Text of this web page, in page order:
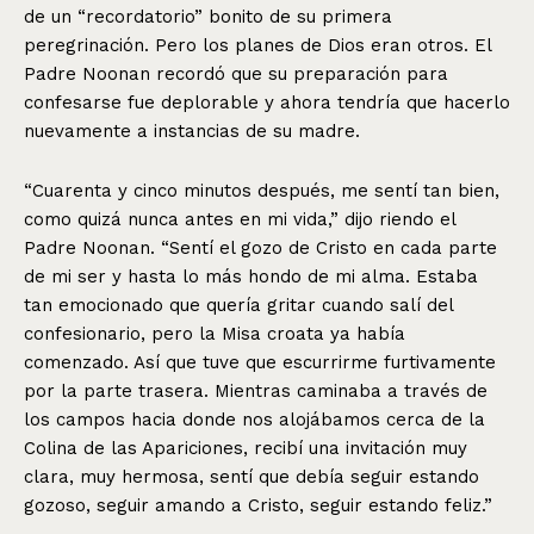
de un “recordatorio” bonito de su primera
peregrinación. Pero los planes de Dios eran otros. El
Padre Noonan recordó que su preparación para
confesarse fue deplorable y ahora tendría que hacerlo
nuevamente a instancias de su madre.
“Cuarenta y cinco minutos después, me sentí tan bien,
como quizá nunca antes en mi vida,” dijo riendo el
Padre Noonan. “Sentí el gozo de Cristo en cada parte
de mi ser y hasta lo más hondo de mi alma. Estaba
tan emocionado que quería gritar cuando salí del
confesionario, pero la Misa croata ya había
comenzado. Así que tuve que escurrirme furtivamente
por la parte trasera. Mientras caminaba a través de
los campos hacia donde nos alojábamos cerca de la
Colina de las Apariciones, recibí una invitación muy
clara, muy hermosa, sentí que debía seguir estando
gozoso, seguir amando a Cristo, seguir estando feliz.”